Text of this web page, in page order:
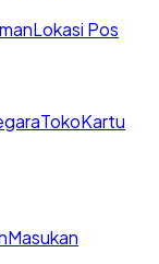
Lokasi Pos
TokoKartu
Masukan